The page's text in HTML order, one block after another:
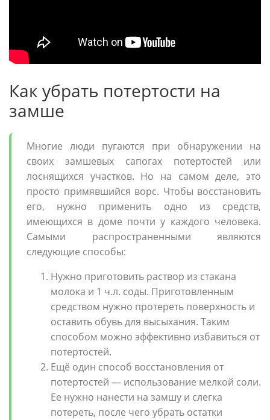
Как убрать потертости на
замше
Многие люди пугаются при обнаружении на
своих замшевых сапогах потертостей или
лоснящихся участков. Но на самом деле, это
просто примявшийся ворс. Чтобы восстановить
его, нужно применить одно из средств,
имеющихся в доме почти у каждого человека.
Самыми распространенными являются
следующие способы:
Нужно приготовить раствор из стакана
молока и 1 ч.л. соды. Приготовленным
средством нужно протереть поверхность и
оставить обувь для высыхания. Таким
способом можно эффективно избавиться от
потертостей.
Ещё один способ восстановления от
потертостей — использование мелкой соли.
Ее нужно нанести на замшу и слегка
потереть, после чего убрать остатки